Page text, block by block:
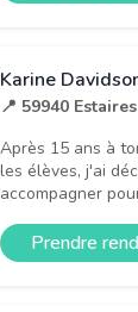
Karine
📍 59940 Estaires
Après 15 ans à
les élèves, j'ai
accompagner
Prendre